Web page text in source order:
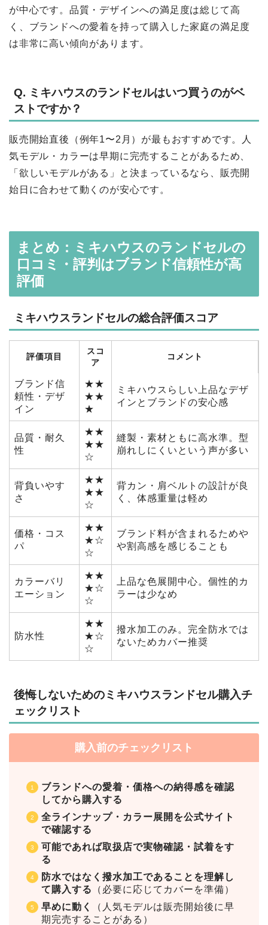
が中心です。品質・デザインへの満足度は総じて高
く、ブランドへの愛着を持って購入した家庭の満足度
は非常に高い傾向があります。
Q. ミキハウスのランドセルはいつ買うのがベ
ストですか？
販売開始直後（例年1〜2月）が最もおすすめです。人
気モデル・カラーは早期に完売することがあるため、
「欲しいモデルがある」と決まっているなら、販売開
始日に合わせて動くのが安心です。
まとめ：ミキハウスのランドセルの
口コミ・評判はブランド信頼性が高
評価
ミキハウスランドセルの総合評価スコア
評価項目
スコ
ア
コメント
ブランド信
頼性・デザ
イン
★★
★★
★
ミキハウスらしい上品なデザ
インとブランドの安心感
品質・耐久
性
★★
★★
☆
縫製・素材ともに高水準。型
崩れしにくいという声が多い
背負いやす
さ
★★
★★
☆
背カン・肩ベルトの設計が良
く、体感重量は軽め
価格・コス
パ
★★
★☆
☆
ブランド料が含まれるためや
や割高感を感じることも
カラーバリ
エーション
★★
★☆
☆
上品な色展開中心。個性的カ
ラーは少なめ
防水性
★★
★☆
☆
撥水加工のみ。完全防水では
ないためカバー推奨
後悔しないためのミキハウスランドセル購入チ
ェックリスト
購入前のチェックリスト
ブランドへの愛着・価格への納得感を確認
してから購入する
全ラインナップ・カラー展開を公式サイト
で確認する
可能であれば取扱店で実物確認・試着をす
る
防水ではなく撥水加工であることを理解し
て購入する
（必要に応じてカバーを準備）
早めに動く
（人気モデルは販売開始後に早
期完売することがある）